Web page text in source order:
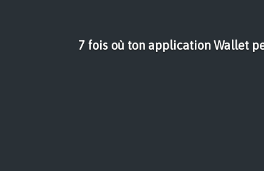
7 fois où ton application Wallet